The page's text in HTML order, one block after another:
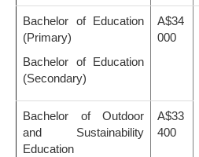
Bachelor of Education
(Primary)
Bachelor of Education
(Secondary)
A$34
000
Bachelor of Outdoor
and Sustainability
Education
A$33
400